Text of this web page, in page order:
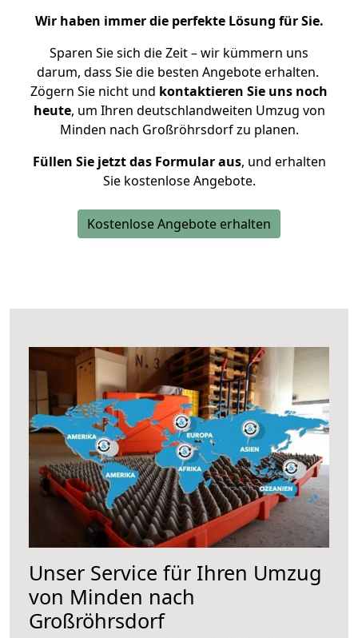
Wir haben immer die perfekte Lösung für Sie.
Sparen Sie sich die Zeit – wir kümmern uns
darum, dass Sie die besten Angebote erhalten.
Zögern Sie nicht und kontaktieren Sie uns noch
heute, um Ihren deutschlandweiten Umzug von
Minden nach Großröhrsdorf zu planen.
Füllen Sie jetzt das Formular aus, und erhalten
Sie kostenlose Angebote.
Kostenlose Angebote erhalten
Unser Service für Ihren Umzug
von Minden nach
Großröhrsdorf